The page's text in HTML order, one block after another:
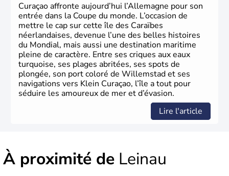
Curaçao affronte aujourd’hui l’Allemagne pour son
entrée dans la Coupe du monde. L’occasion de
mettre le cap sur cette île des Caraïbes
néerlandaises, devenue l’une des belles histoires
du Mondial, mais aussi une destination maritime
pleine de caractère. Entre ses criques aux eaux
turquoise, ses plages abritées, ses spots de
plongée, son port coloré de Willemstad et ses
navigations vers Klein Curaçao, l’île a tout pour
séduire les amoureux de mer et d’évasion.
Lire l'article
À proximité de Leinau